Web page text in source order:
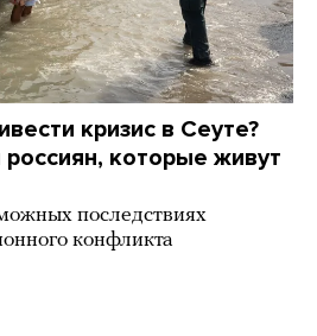
кризис в Сеуте?
которые живут
последствиях
конфликта